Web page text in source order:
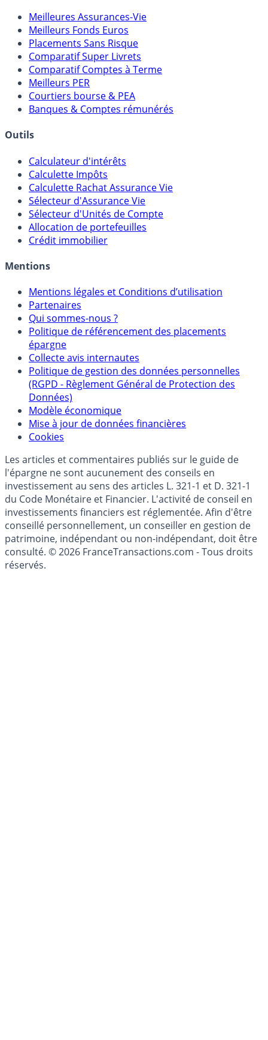
Meilleures Assurances-Vie
Meilleurs Fonds Euros
Placements Sans Risque
Comparatif Super Livrets
Comparatif Comptes à Terme
Meilleurs PER
Courtiers bourse & PEA
Calculateur d'intérêts
Calculette Impôts
Calculette Rachat Assurance Vie
Sélecteur d'Assurance Vie
Sélecteur d'Unités de Compte
Allocation de portefeuilles
Mentions légales et Conditions d’utilisation
Partenaires
Qui sommes-nous ?
Politique de référencement des placements
épargne
Collecte avis internautes
Politique de gestion des données personnelles
(RGPD - Règlement Général de Protection des
Données)
Modèle économique
Mise à jour de données financières
Cookies
Les articles et commentaires publiés sur le guide de
l'épargne ne sont aucunement des conseils en
investissement au sens des articles L. 321-1 et D. 321-1
du Code Monétaire et Financier. L'activité de conseil en
investissements financiers est réglementée. Afin d'être
conseillé personnellement, un conseiller en gestion de
patrimoine, indépendant ou non-indépendant, doit être
consulté. © 2026 FranceTransactions.com - Tous droits